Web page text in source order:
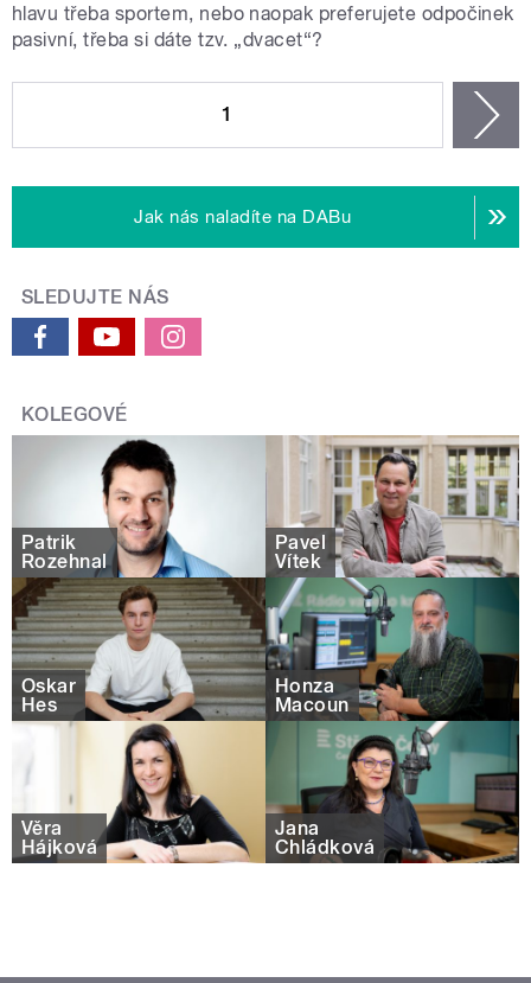
hlavu třeba sportem, nebo naopak preferujete odpočinek
pasivní, třeba si dáte tzv. „dvacet“?
1
Jak nás naladíte na DABu
SLEDUJTE NÁS
KOLEGOVÉ
Patrik
Rozehnal
Pavel
Vítek
Oskar
Hes
Honza
Macoun
Věra
Hájková
Jana
Chládková